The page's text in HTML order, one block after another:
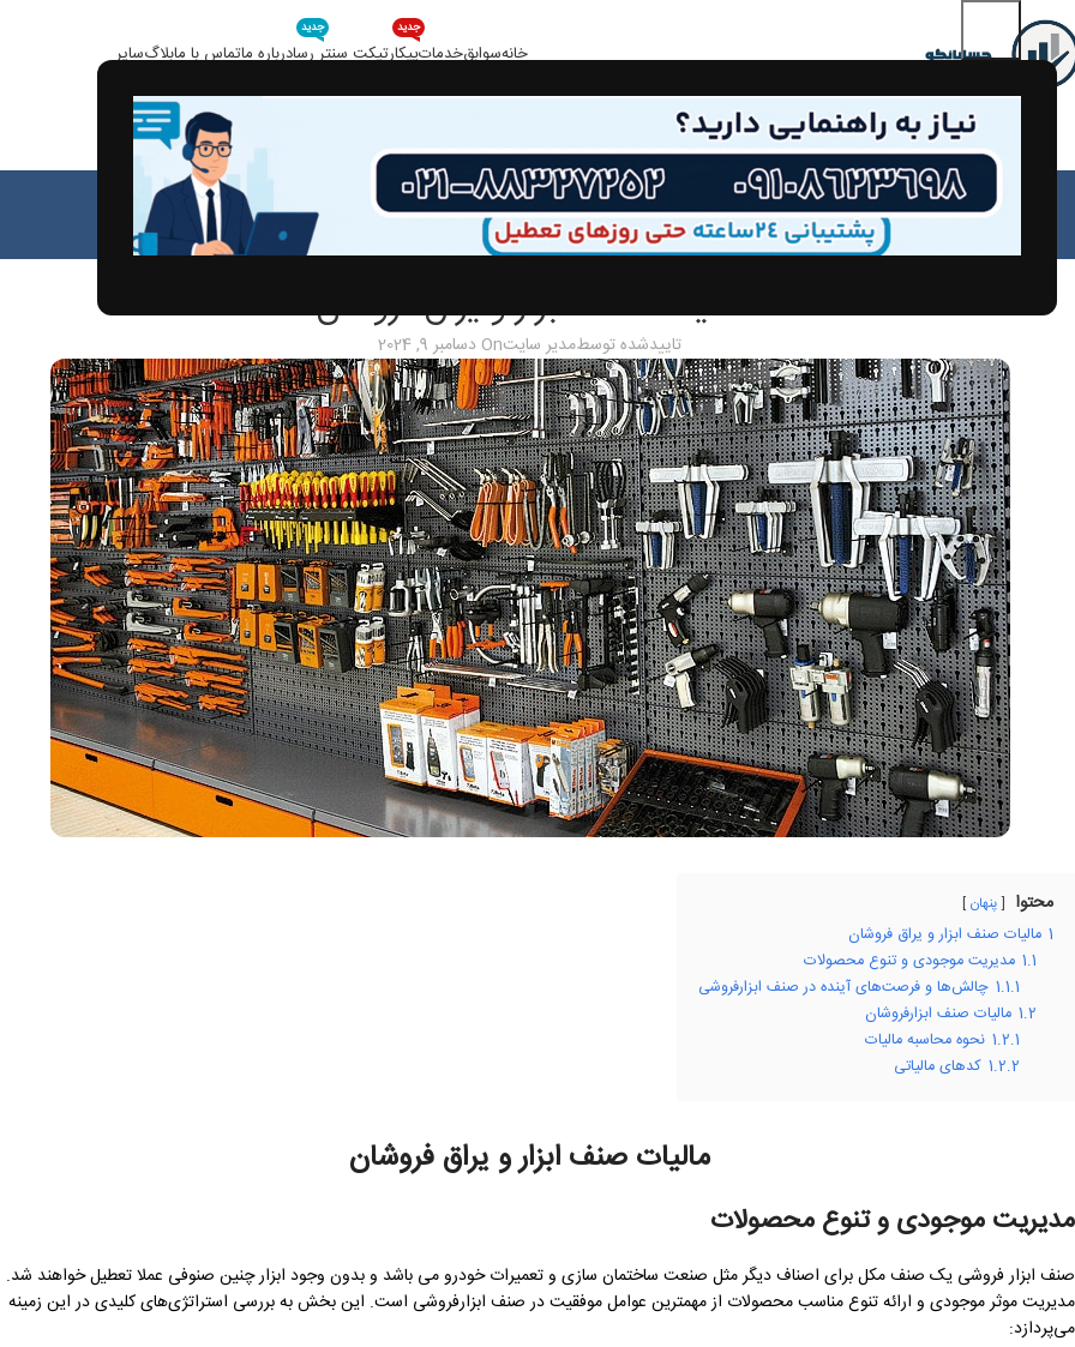
خانهسوابقخدماتپیکار
جدید
تیکت سنتر رسا
جدید
درباره ماتماس با مابلاگسایر
بلاگ
مقالات
مالیات صنف ابزار و یراق فروشان
تاییدشده توسطمدیر سایتOn دسامبر 9, 2024
محتوا پنهان
1 مالیات صنف ابزار و یراق فروشان
1.1 مدیریت موجودی و تنوع محصولات
1.1.1 چالش‌ها و فرصت‌های آینده در صنف ابزارفروشی
1.2 مالیات صنف ابزارفروشان
1.2.1 نحوه محاسبه مالیات
1.2.2 کدهای مالیاتی
مالیات صنف ابزار و یراق فروشان
مدیریت موجودی و تنوع محصولات
صنف ابزار فروشی یک صنف مکل برای اصناف دیگر مثل صنعت ساختمان سازی و تعمیرات خودرو می باشد و بدون وجود ابزار چنین صنوفی عملا تعطیل خواهند شد.
مدیریت موثر موجودی و ارائه تنوع مناسب محصولات از مهمترین عوامل موفقیت در صنف ابزارفروشی است. این بخش به بررسی استراتژی‌های کلیدی در این زمینه
می‌پردازد: